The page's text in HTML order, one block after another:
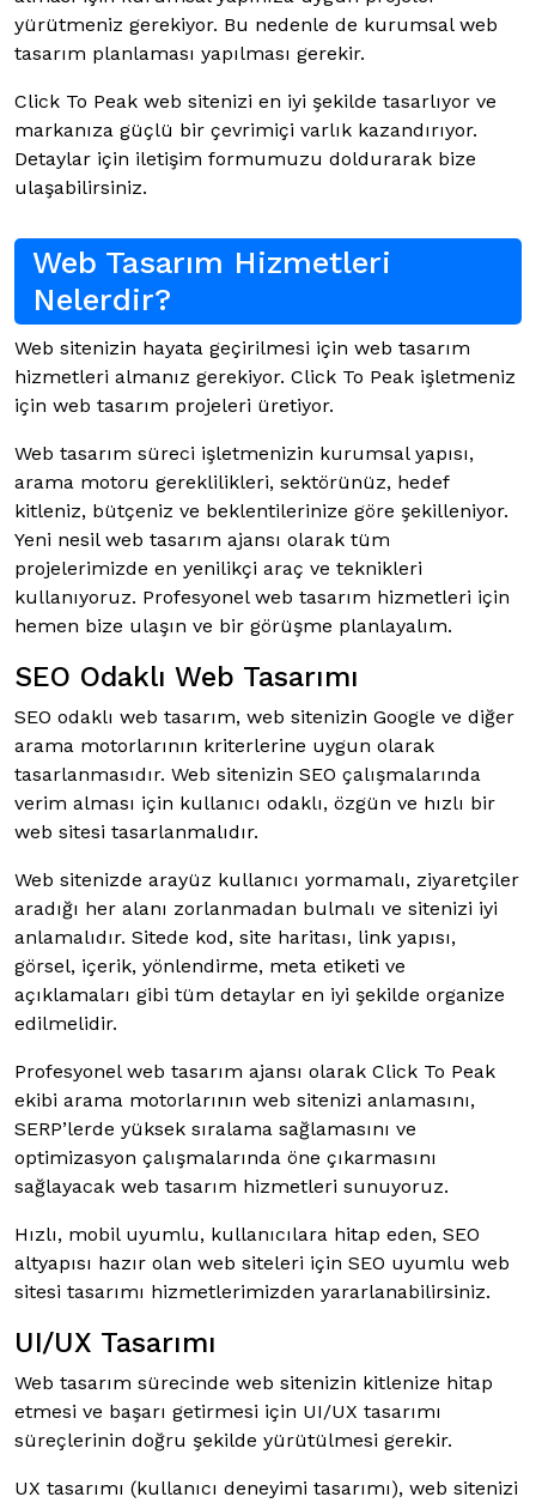
yürütmeniz gerekiyor. Bu nedenle de kurumsal web
tasarım planlaması yapılması gerekir.
Click To Peak web sitenizi en iyi şekilde tasarlıyor ve
markanıza güçlü bir çevrimiçi varlık kazandırıyor.
Detaylar için iletişim formumuzu doldurarak bize
ulaşabilirsiniz.
Web Tasarım Hizmetleri
Nelerdir?
Web sitenizin hayata geçirilmesi için web tasarım
hizmetleri almanız gerekiyor. Click To Peak işletmeniz
için web tasarım projeleri üretiyor.
Web tasarım süreci işletmenizin kurumsal yapısı,
arama motoru gereklilikleri, sektörünüz, hedef
kitleniz, bütçeniz ve beklentilerinize göre şekilleniyor.
Yeni nesil web tasarım ajansı olarak tüm
projelerimizde en yenilikçi araç ve teknikleri
kullanıyoruz. Profesyonel web tasarım hizmetleri için
hemen bize ulaşın ve bir görüşme planlayalım.
SEO Odaklı Web Tasarımı
SEO odaklı web tasarım, web sitenizin Google ve diğer
arama motorlarının kriterlerine uygun olarak
tasarlanmasıdır. Web sitenizin SEO çalışmalarında
verim alması için kullanıcı odaklı, özgün ve hızlı bir
web sitesi tasarlanmalıdır.
Web sitenizde arayüz kullanıcı yormamalı, ziyaretçiler
aradığı her alanı zorlanmadan bulmalı ve sitenizi iyi
anlamalıdır. Sitede kod, site haritası, link yapısı,
görsel, içerik, yönlendirme, meta etiketi ve
açıklamaları gibi tüm detaylar en iyi şekilde organize
edilmelidir.
Profesyonel web tasarım ajansı olarak Click To Peak
ekibi arama motorlarının web sitenizi anlamasını,
SERP’lerde yüksek sıralama sağlamasını ve
optimizasyon çalışmalarında öne çıkarmasını
sağlayacak web tasarım hizmetleri sunuyoruz.
Hızlı, mobil uyumlu, kullanıcılara hitap eden, SEO
altyapısı hazır olan web siteleri için SEO uyumlu web
sitesi tasarımı hizmetlerimizden yararlanabilirsiniz.
UI/UX Tasarımı
Web tasarım sürecinde web sitenizin kitlenize hitap
etmesi ve başarı getirmesi için UI/UX tasarımı
süreçlerinin doğru şekilde yürütülmesi gerekir.
UX tasarımı (kullanıcı deneyimi tasarımı), web sitenizi